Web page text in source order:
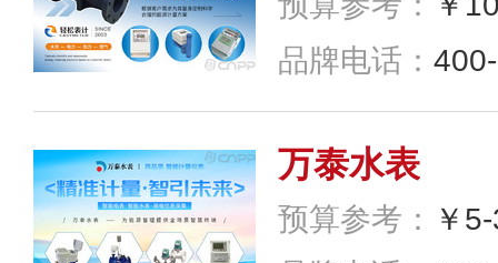
万泰水表
预算参考：
品牌电话：